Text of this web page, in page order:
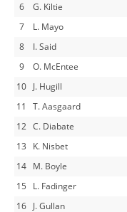
6
G. Kiltie
7
L. Mayo
8
I. Said
9
O. McEntee
10 J. Hugill
11
T. Aasgaard
12 C. Diabate
13
K. Nisbet
14 M. Boyle
15
L. Fadinger
16 J. Gullan